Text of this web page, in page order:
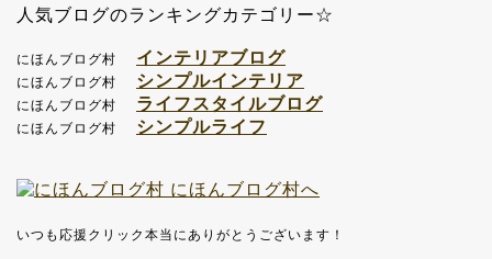
人気ブログのランキングカテゴリー☆
にほんブログ村 インテリアブログ
にほんブログ村 シンプルインテリア
にほんブログ村 ライフスタイルブログ
にほんブログ村 シンプルライフ
いつも応援クリック本当にありがとうございます！